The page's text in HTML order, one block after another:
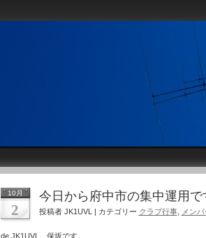
10月
2
今日から府中市の集中運用で
投稿者 JK1UVL | カテゴリー クラブ行事, メン
de JK1UVL 保坂です。